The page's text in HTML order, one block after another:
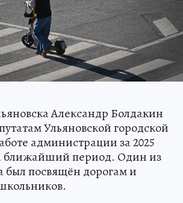
Александр Болдакин
Ульяновской городской
администрации за 2025
ближайший период. Один из
был посвящён дорогам и